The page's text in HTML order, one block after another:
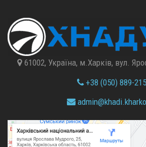
61002, Україна, м.Харків, вул.
+38 (050) 889-
admin@